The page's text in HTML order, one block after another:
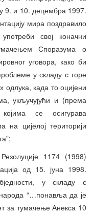
9. и 10. децембра 1997.
мира поздравило
свој коначни
Споразума о
уговора, како би
у складу с горе
када то оцијени
укључујући и (према
се осигурава
на цијелој територији
1174 (1998)
од 15. јуна 1998.
у складу с
“…понавља да је
за тумачење Анекса 10